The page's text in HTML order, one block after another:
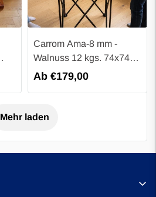
Carrom Ama-8 mm -
Walnuss 12 kgs. 74x74
cm - 82x82 cm - Karrom
Regulärer
Preis
Ab €179,00
Mehr laden